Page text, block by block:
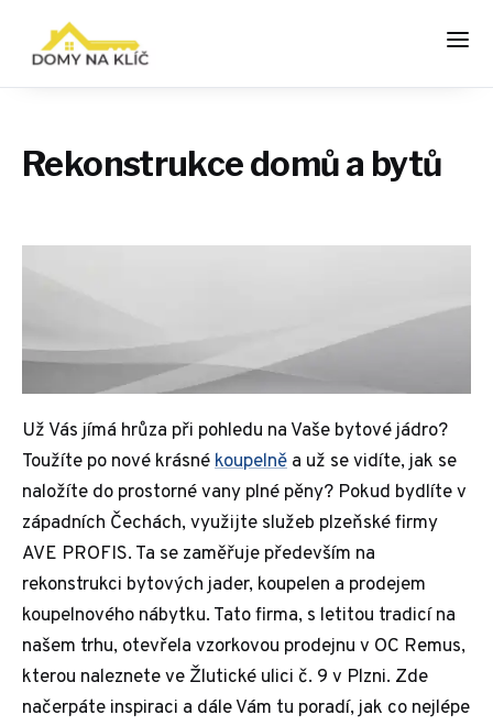
Rekonstrukce domů a bytů
Už Vás jímá hrůza při pohledu na Vaše bytové jádro?
Toužíte po nové krásnékoupelně a už se vidíte, jak se
naložíte do prostorné vany plné pěny? Pokud bydlíte v
západních Čechách, využijte služeb plzeňské firmy
AVE PROFIS. Ta se zaměřuje především na
rekonstrukci bytových jader, koupelen a prodejem
koupelnového nábytku. Tato firma, s letitou tradicí na
našem trhu, otevřela vzorkovou prodejnu v OC Remus,
kterou naleznete ve Žlutické ulici č. 9 v Plzni. Zde
načerpáte inspiraci a dále Vám tu poradí, jak co nejlépe